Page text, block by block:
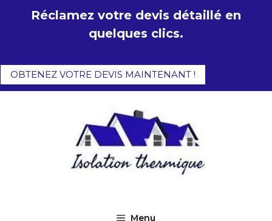
Réclamez votre devis détaillé en
quelques clics.
OBTENEZ VOTRE DEVIS MAINTENANT !
Menu